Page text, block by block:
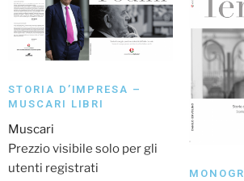
STORIA D’IMPRESA –
MUSCARI LIBRI
Muscari
Prezzio visibile solo per gli
utenti registrati